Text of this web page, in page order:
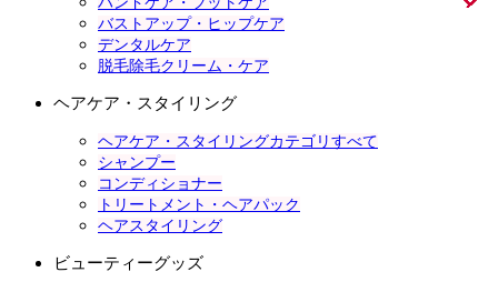
バストアップ・ヒップケア
デンタルケア
脱毛除毛クリーム・ケア
ヘアケア・スタイリング
ヘアケア・スタイリングカテゴリすべて
シャンプー
コンディショナー
トリートメント・ヘアパック
ヘアスタイリング
ビューティーグッズ